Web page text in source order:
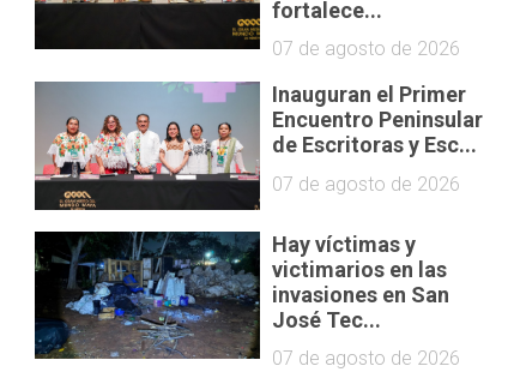
fortalece...
07 de agosto de 2026
Inauguran el Primer
Encuentro Peninsular
de Escritoras y Esc...
07 de agosto de 2026
Hay víctimas y
victimarios en las
invasiones en San
José Tec...
07 de agosto de 2026